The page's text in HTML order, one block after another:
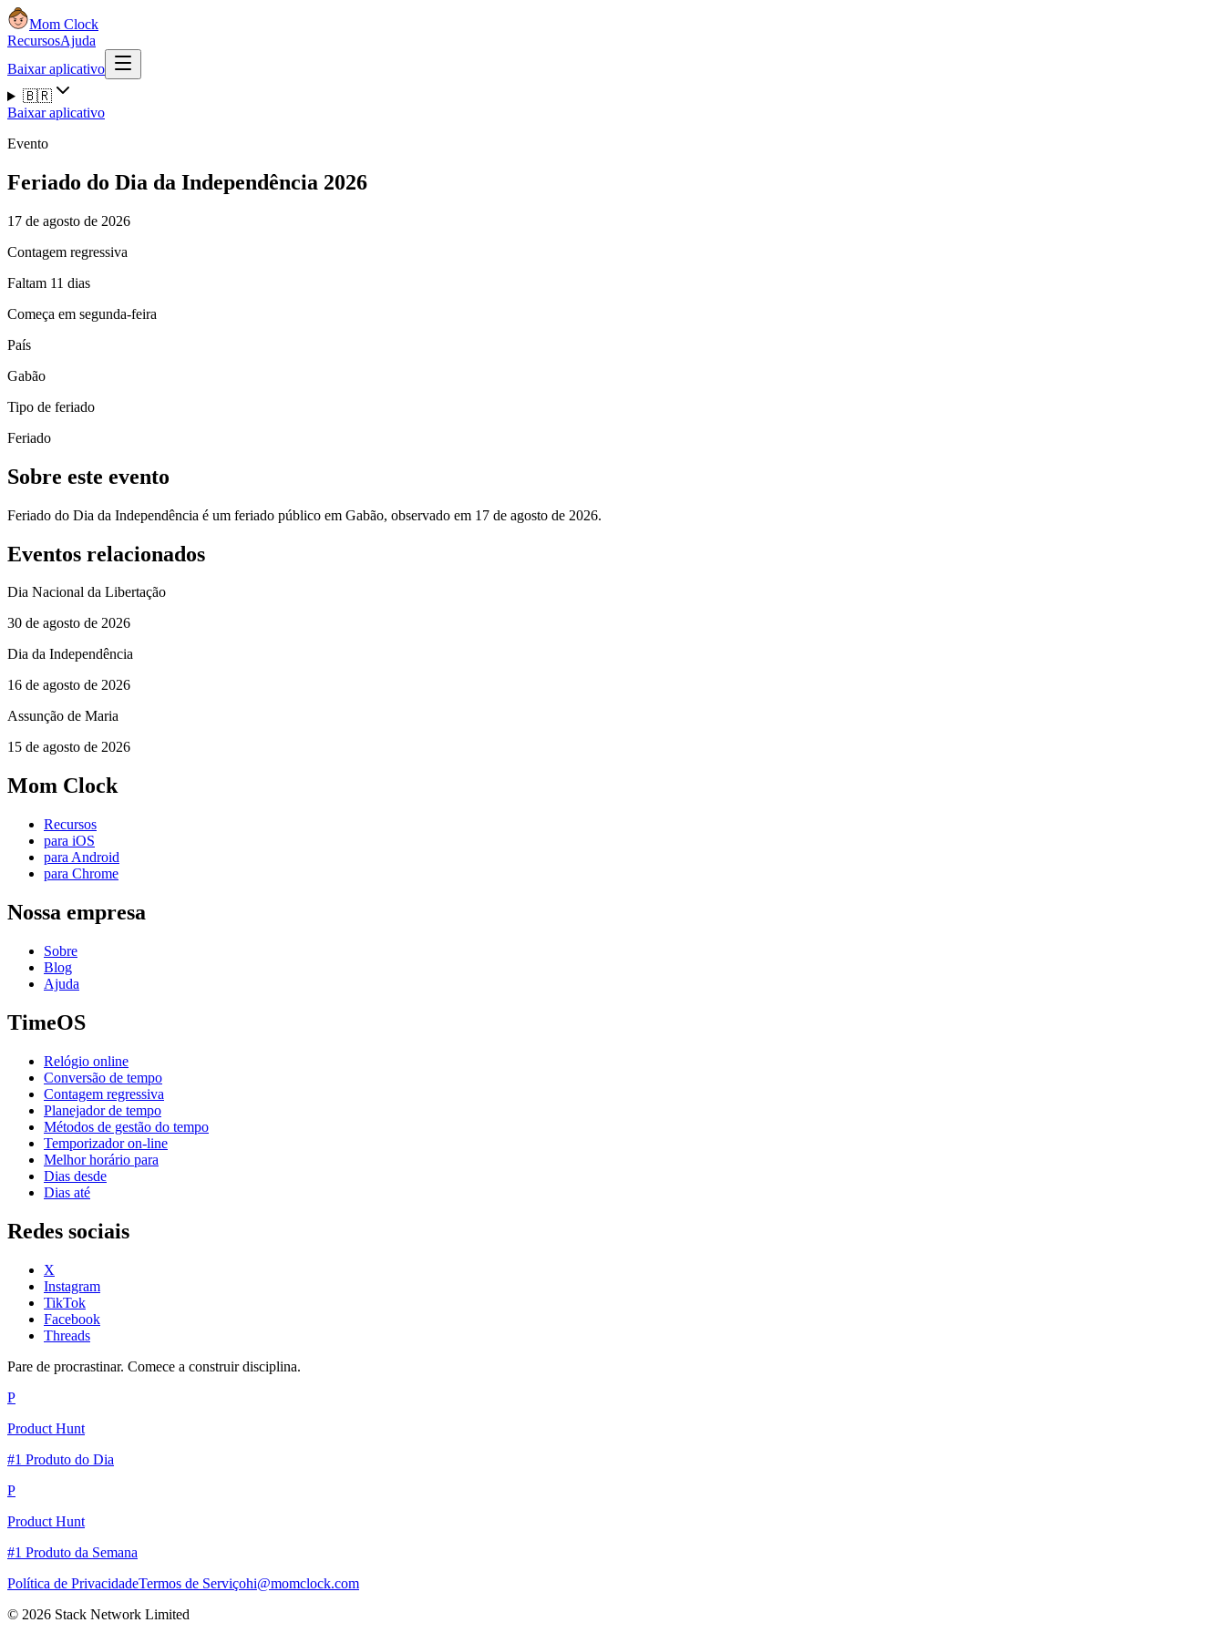
Mom Clock
RecursosAjuda
Baixar aplicativo
🇧🇷
Baixar aplicativo
Evento
Feriado do Dia da Independência 2026
17 de agosto de 2026
Contagem regressiva
Faltam 11 dias
Começa em segunda-feira
País
Gabão
Tipo de feriado
Feriado
Sobre este evento
Feriado do Dia da Independência é um feriado público em Gabão, observado em 17 de agosto de 2026.
Eventos relacionados
Dia Nacional da Libertação
30 de agosto de 2026
Dia da Independência
16 de agosto de 2026
Assunção de Maria
15 de agosto de 2026
Mom Clock
Recursos
para iOS
para Android
para Chrome
Nossa empresa
Sobre
Blog
Ajuda
TimeOS
Relógio online
Conversão de tempo
Contagem regressiva
Planejador de tempo
Métodos de gestão do tempo
Temporizador on-line
Melhor horário para
Dias desde
Dias até
Redes sociais
X
Instagram
TikTok
Facebook
Threads
Pare de procrastinar. Comece a construir disciplina.
P
Product Hunt
#1 Produto do Dia
P
Product Hunt
#1 Produto da Semana
Política de PrivacidadeTermos de Serviçohi@momclock.com
© 2026 Stack Network Limited